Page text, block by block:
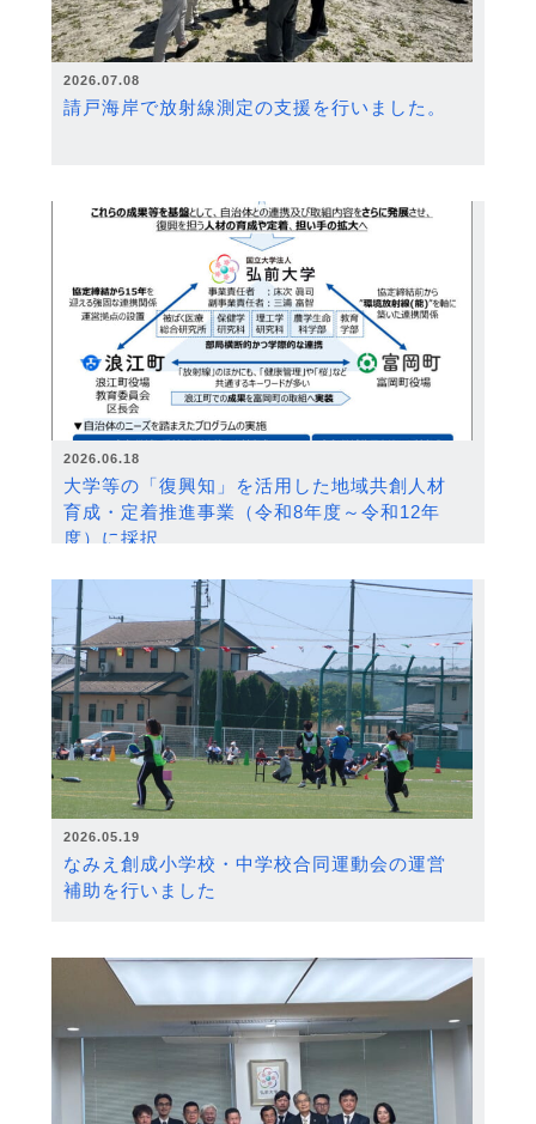
2026.07.08
請戸海岸で放射線測定の支援を行いました。
2026.06.18
大学等の「復興知」を活用した地域共創人材
育成・定着推進事業（令和8年度～令和12年
度）に採択
2026.05.19
なみえ創成小学校・中学校合同運動会の運営
補助を行いました